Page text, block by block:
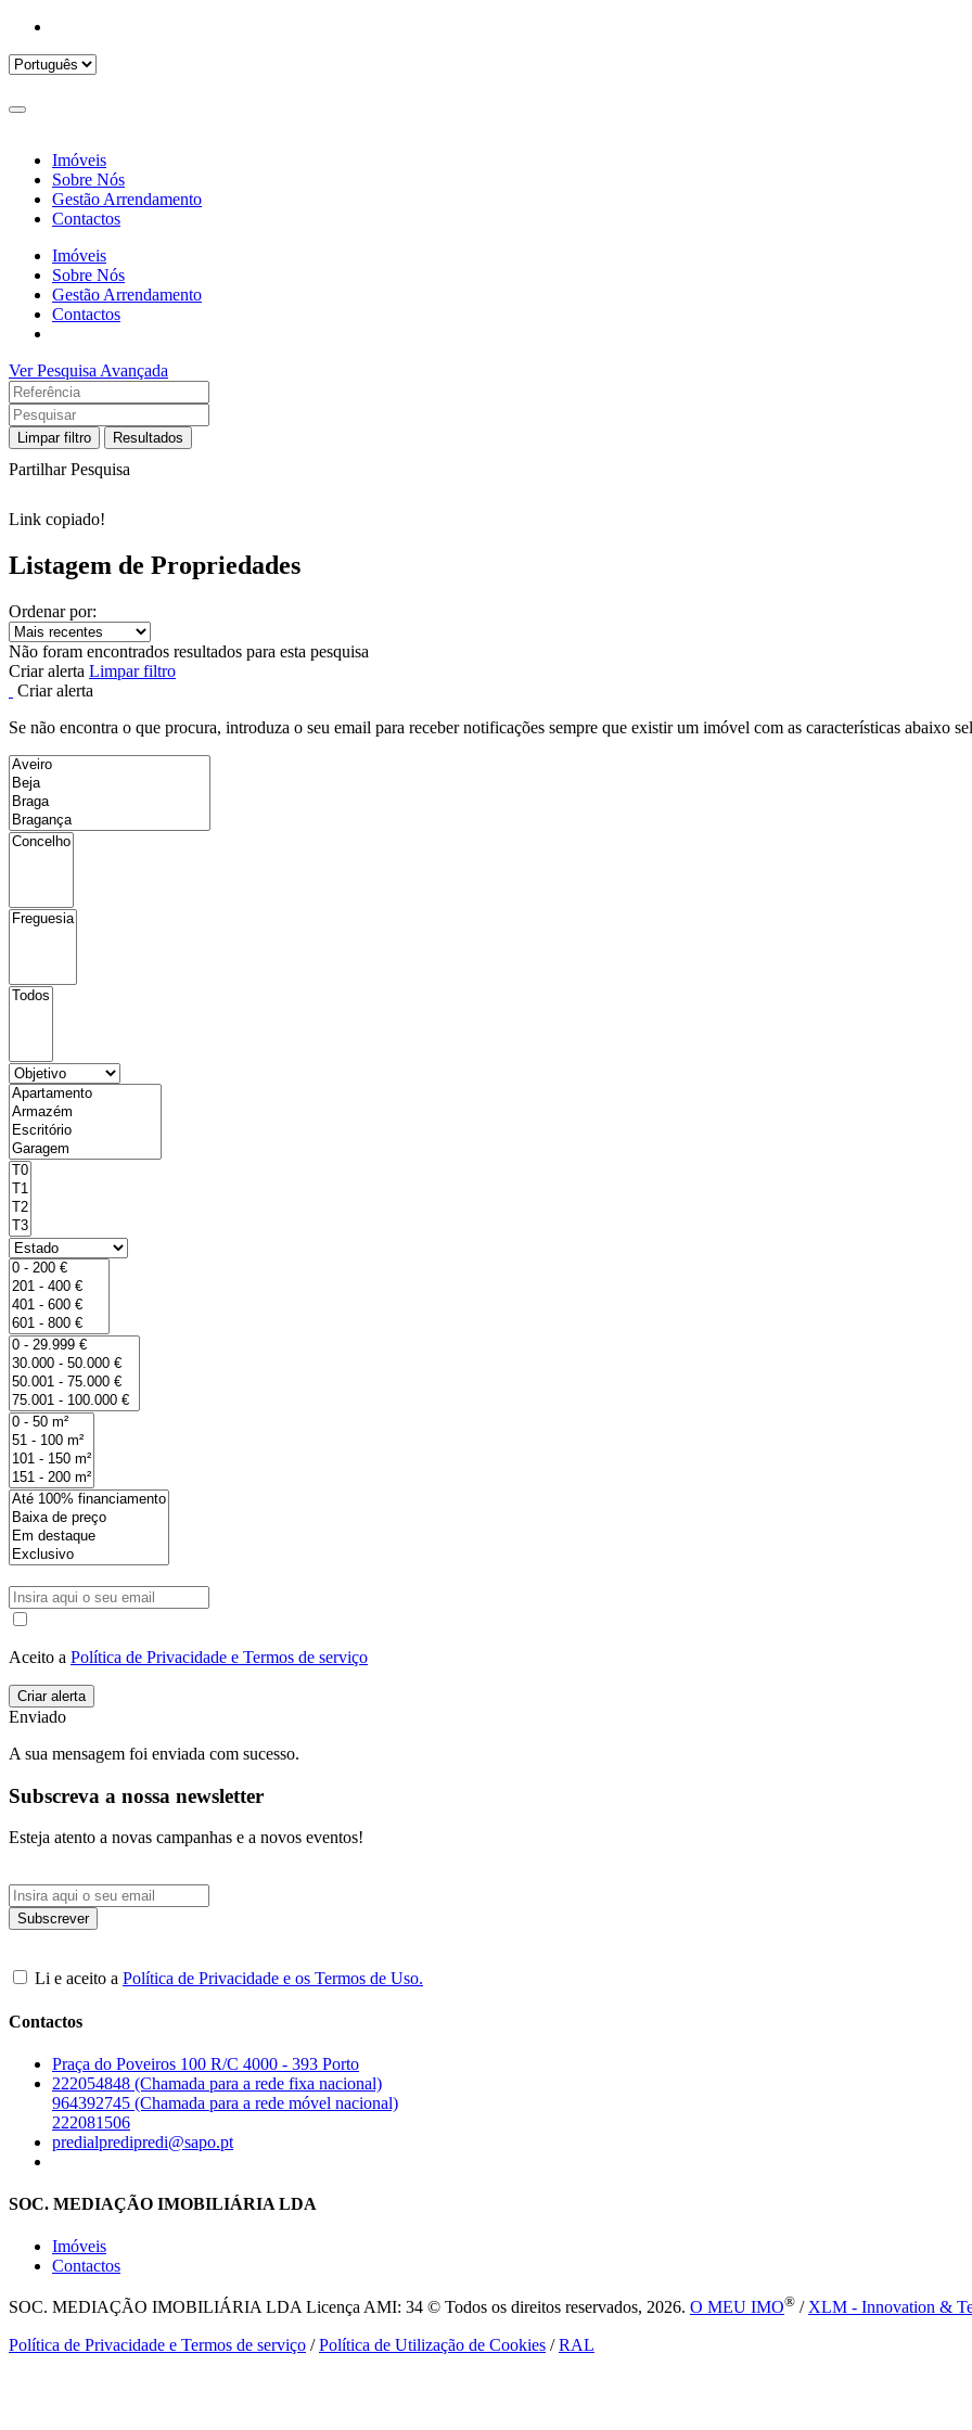
Imóveis
Sobre Nós
Gestão Arrendamento
Contactos
Imóveis
Sobre Nós
Gestão Arrendamento
Contactos
Ver Pesquisa Avançada
Limpar filtro Resultados
Partilhar Pesquisa
Link copiado!
Listagem de Propriedades
Ordenar por:
Não foram encontrados resultados para esta pesquisa
Criar alerta Limpar filtro
Criar alerta
Se não encontra o que procura, introduza o seu email para receber notificações sempre que existir um imóvel com as características abaixo
Aceito a Política de Privacidade e Termos de serviço
Enviado
A sua mensagem foi enviada com sucesso.
Subscreva a nossa newsletter
Esteja atento a novas campanhas e a novos eventos!
Li e aceito a Política de Privacidade e os Termos de Uso.
Contactos
Praça do Poveiros 100 R/C 4000 - 393 Porto
222054848 (Chamada para a rede fixa nacional)
964392745 (Chamada para a rede móvel nacional)
222081506
predialpredipredi@sapo.pt
SOC. MEDIAÇÃO IMOBILIÁRIA LDA
Imóveis
Contactos
SOC. MEDIAÇÃO IMOBILIÁRIA LDALicença AMI: 34 © Todos os direitos reservados, 2026. O MEU IMO® /XLM - Innovation &
Política de Privacidade e Termos de serviço /Política de Utilização de Cookies /RAL